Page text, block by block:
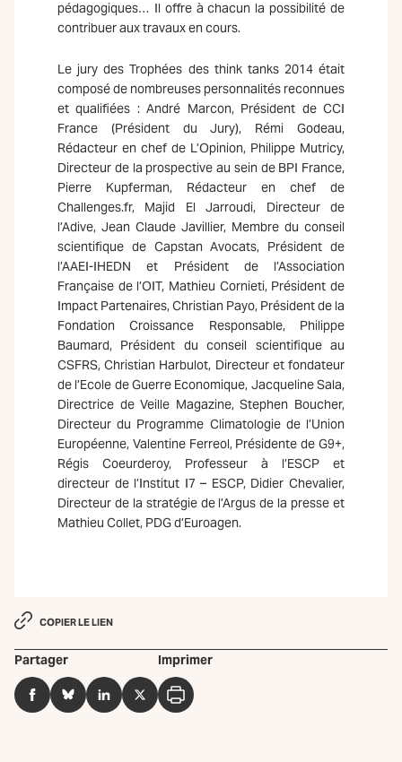
pédagogiques… Il offre à chacun la possibilité de
contribuer aux travaux en cours.
Le jury des Trophées des think tanks 2014 était
composé de nombreuses personnalités reconnues
et qualifiées : André Marcon, Président de CCI
France (Président du Jury), Rémi Godeau,
Rédacteur en chef de L’Opinion, Philippe Mutricy,
Directeur de la prospective au sein de BPI France,
Pierre Kupferman, Rédacteur en chef de
Challenges.fr, Majid El Jarroudi, Directeur de
l’Adive, Jean Claude Javillier, Membre du conseil
scientifique de Capstan Avocats, Président de
l’AAEI-IHEDN et Président de l’Association
Française de l’OIT, Mathieu Cornieti, Président de
Impact Partenaires, Christian Payo, Président de la
Fondation Croissance Responsable, Philippe
Baumard, Président du conseil scientifique au
CSFRS, Christian Harbulot, Directeur et fondateur
de l’Ecole de Guerre Economique, Jacqueline Sala,
Directrice de Veille Magazine, Stephen Boucher,
Directeur du Programme Climatologie de l’Union
Européenne, Valentine Ferreol, Présidente de G9+,
Régis Coeurderoy, Professeur à l’ESCP et
directeur de l’Institut I7 – ESCP, Didier Chevalier,
Directeur de la stratégie de l’Argus de la presse et
Mathieu Collet, PDG d’Euroagen.
COPIER LE LIEN
Partager
FacebookBlueSkyLinkedInTwitter
Imprimer
Imprimer